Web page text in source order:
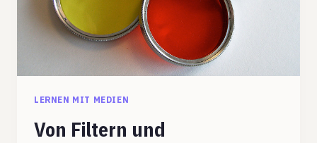
LERNEN MIT MEDIEN
Von Filtern und